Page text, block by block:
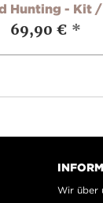
Hunting - Kit
69,90 € *
Wir über